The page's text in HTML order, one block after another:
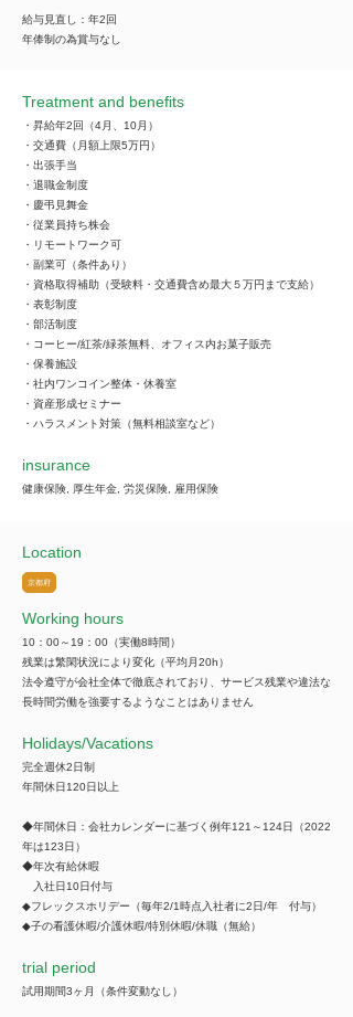
給与見直し：年2回
年俸制の為賞与なし
Treatment and benefits
・昇給年2回（4月、10月）
・交通費（月額上限5万円）
・出張手当
・退職金制度
・慶弔見舞金
・従業員持ち株会
・リモートワーク可
・副業可（条件あり）
・資格取得補助（受験料・交通費含め最大５万円まで支給）
・表彰制度
・部活制度
・コーヒー/紅茶/緑茶無料、オフィス内お菓子販売
・保養施設
・社内ワンコイン整体・休養室
・資産形成セミナー
・ハラスメント対策（無料相談室など）
insurance
健康保険, 厚生年金, 労災保険, 雇用保険
Location
京都府
Working hours
10：00～19：00（実働8時間）
残業は繁閑状況により変化（平均月20h）
法令遵守が会社全体で徹底されており、サービス残業や違法な
長時間労働を強要するようなことはありません
​Holidays/Vacations
完全週休2日制
年間休日120日以上
◆年間休日：会社カレンダーに基づく例年121～124日（2022
年は123日）
◆年次有給休暇
入社日10日付与
◆フレックスホリデー（毎年2/1時点入社者に2日/年 付与）
◆子の看護休暇/介護休暇/特別休暇/休職（無給）
trial period
試用期間3ヶ月（条件変動なし）